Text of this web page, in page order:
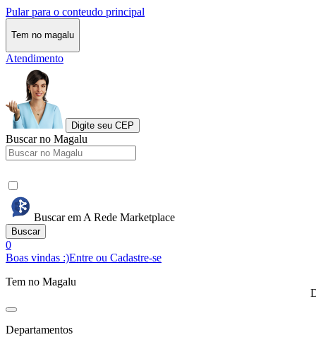
Pular para o conteudo principal
Tem no magalu
Atendimento
Digite seu CEP
Buscar no Magalu
Buscar em A Rede Marketplace
Buscar
0
Boas vindas :)Entre ou Cadastre-se
Tem no Magalu
Departamentos